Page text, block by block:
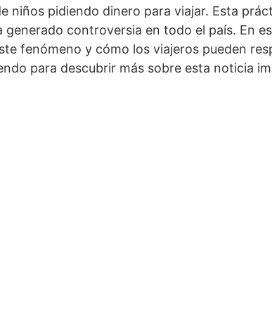
niños pidiendo dinero para viajar. Esta
generado controversia en todo el país. En
fenómeno y cómo los viajeros pueden
para descubrir más sobre esta noticia